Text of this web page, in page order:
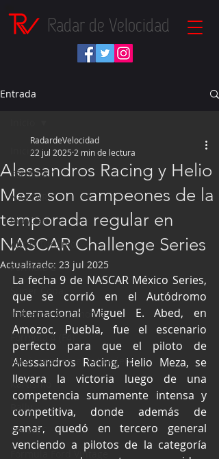
Radar de Velocidad
Entrada
Inicio
Fórmula 1
NASCAR
IndyCar
Autos Turismo
Fórmula E
Industria Automotriz
Fórmula 4 (F4)
Mexicanos en el extranjero
Kartismo
Rally
FIA WEC
Fórmula Ford Vintage
Alessandros Racing y Helio
Meza son campeones de la
temporada regular en
NASCAR Challenge Series
RadardeVelocidad
22 jul 2025 2 min de lectura
Actualizado: 23 jul 2025
La fecha 9 de NASCAR México Series,
que se corrió en el Autódromo
Internacional Miguel E. Abed, en
Amozoc, Puebla, fue el escenario
perfecto para que el piloto de
Alessandros Racing, Helio Meza, se
llevara la victoria luego de una
competencia sumamente intensa y
competitiva, donde además de
ganar, quedó en tercero general
venciendo a pilotos de la categoría